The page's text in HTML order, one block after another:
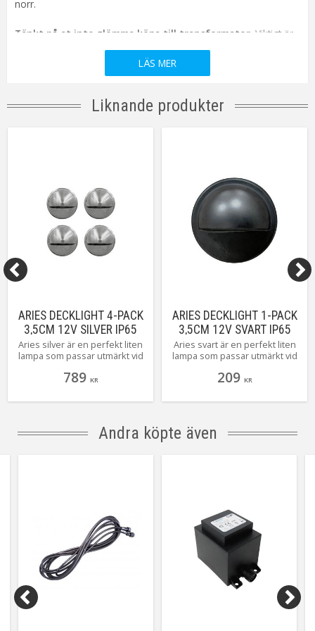
norr.
Tänkt på at inte glömma köpa till transformator. Viktigt är
att välja en transformator som passar det totala antalet watt på
dina lampor tillsammans. För längsta möjliga livslängd är det
rekommenderat att inte belasta en transformatorn med mer än
eftersom systemet endast används under de timmar de bäst
syns och kan njutas av.
Pga förändrade EU-direktiv sedan 1 maj 2018 har äldre
12V-kontakter ersatts med nya. Behöver du komplettera ett
befintligt äldre belysningssystem, har vi övergångar mellan de
äldre och nyare anslutningarna.
LÄS MER
Liknande produkter
ARIES DECKLIGHT 4-PACK
3,5CM 12V SILVER IP65
Aries silver är en perfekt liten
lampa som passar utmärkt vid
trappavsatser och plank. Den
dec[Läs mer]
789 KR
ARIES DECKLIGHT 1-PACK
3,5CM 12V SVART IP65
Aries svart är en perfekt liten
lampa som passar utmärkt vid
trappavsatser och plank. Den
deck[Läs mer]
209 KR
Andra köpte även